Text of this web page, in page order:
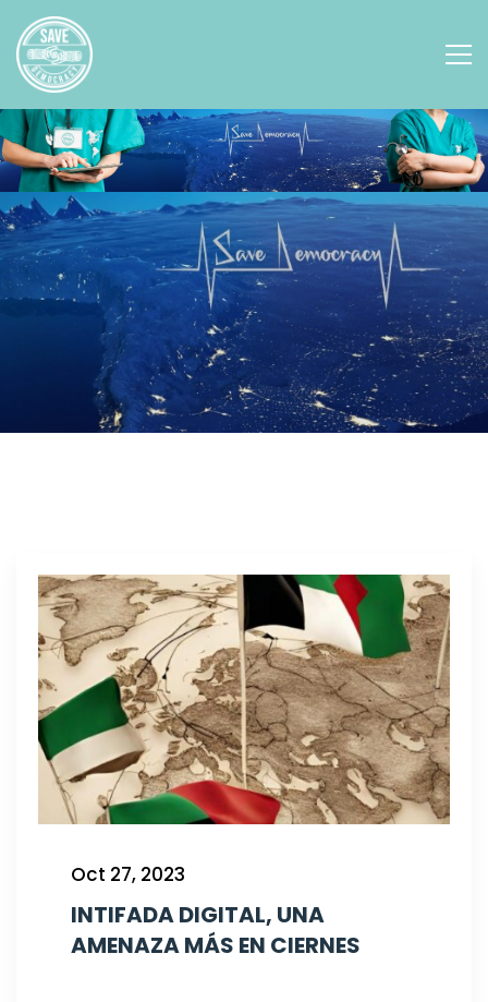
Oct 27, 2023
INTIFADA DIGITAL, UNA
AMENAZA MÁS EN CIERNES